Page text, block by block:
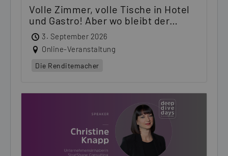
Volle Zimmer, volle Tische in Hotel
und Gastro! Aber wo bleibt der
Ertrag?
3. September 2026
Online-Veranstaltung
Die Renditemacher